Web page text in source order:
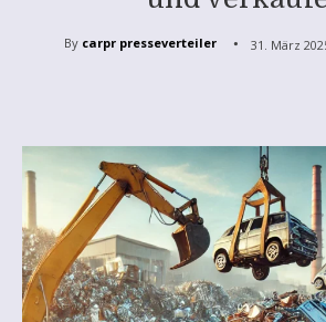
By carpr presseverteiler 31. März